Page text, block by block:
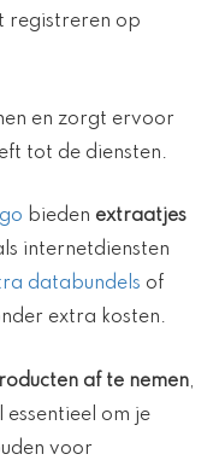
registreren op
en zorgt ervoor
tot de diensten.
bieden extraatjes
internetdiensten
databundels of
extra kosten.
af te nemen,
om je
voor